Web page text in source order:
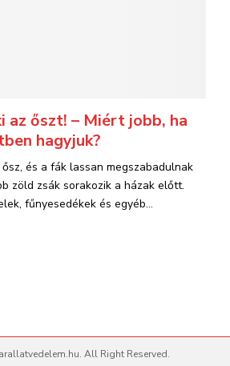
az őszt! – Miért jobb, ha
hagyjuk?
és a fák lassan megszabadulnak
zöld zsák sorakozik a házak előtt.
fűnyesedékek és egyéb...
All Right Reserved.